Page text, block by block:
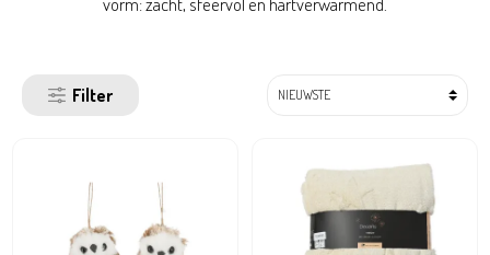
Filter